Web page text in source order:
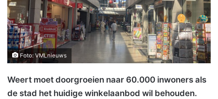
Foto: VMLnieuws
Weert moet doorgroeien naar 60.000 inwoners als
de stad het huidige winkelaanbod wil behouden.